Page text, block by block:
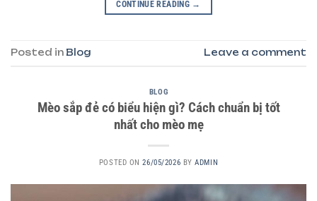
CONTINUE READING →
Posted in Blog Leave a comment
BLOG
Mèo sắp đẻ có biểu hiện gì? Cách chuẩn bị tốt
nhất cho mèo mẹ
POSTED ON26/05/2026 BYADMIN